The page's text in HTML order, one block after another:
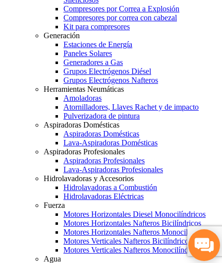
Compresores por Correa a Explosión
Compresores por correa con cabezal
Kit para compresores
Generación
Estaciones de Energía
Paneles Solares
Generadores a Gas
Grupos Electrógenos Diésel
Grupos Electrógenos Nafteros
Herramientas Neumáticas
Amoladoras
Atornilladores, Llaves Rachet y de impacto
Pulverizadora de pintura
Aspiradoras Domésticas
Aspiradoras Domésticas
Lava-Aspiradoras Domésticas
Aspiradoras Profesionales
Aspiradoras Profesionales
Lava-Aspiradoras Profesionales
Hidrolavadoras y Accesorios
Hidrolavadoras a Combustión
Hidrolavadoras Eléctricas
Fuerza
Motores Horizontales Diesel Monocilíndricos
Motores Horizontales Nafteros Bicilíndricos
Motores Horizontales Nafteros Monocilíndricos
Motores Verticales Nafteros Bicilíndricos
Motores Verticales Nafteros Monocilíndricos
Agua